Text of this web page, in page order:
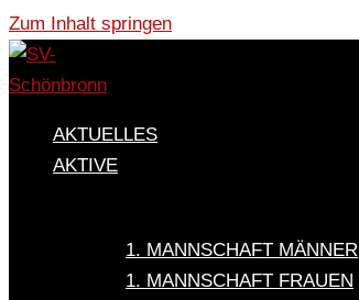
Zum Inhalt springen
AKTUELLES
AKTIVE
1. MANNSCHAFT MÄNNER
1. MANNSCHAFT FRAUEN